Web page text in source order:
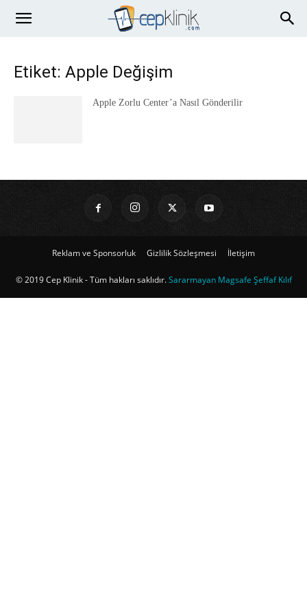
Etiket: Apple Değişim
Apple Zorlu Center’a Nasıl Gönderilir
Reklam ve Sponsorluk Gizlilik Sözleşmesi İletişim
© 2019 Cep Klinik - Tüm hakları saklıdır.Sararmayan Magsafe Şeffaf Kılıf